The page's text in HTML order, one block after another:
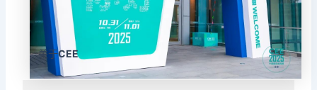
关于CEE